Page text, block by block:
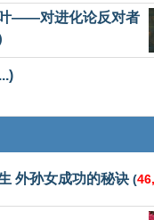
——对进化论反对者
外孙女成功的秘诀 (